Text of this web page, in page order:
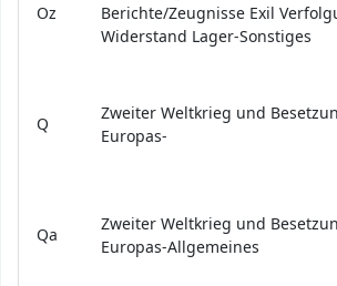
Oz
Berichte/Zeugnisse Exil
Widerstand Lager-Sonstiges
Q
Zweiter Weltkrieg und
Europas-
Qa
Zweiter Weltkrieg und
Europas-Allgemeines